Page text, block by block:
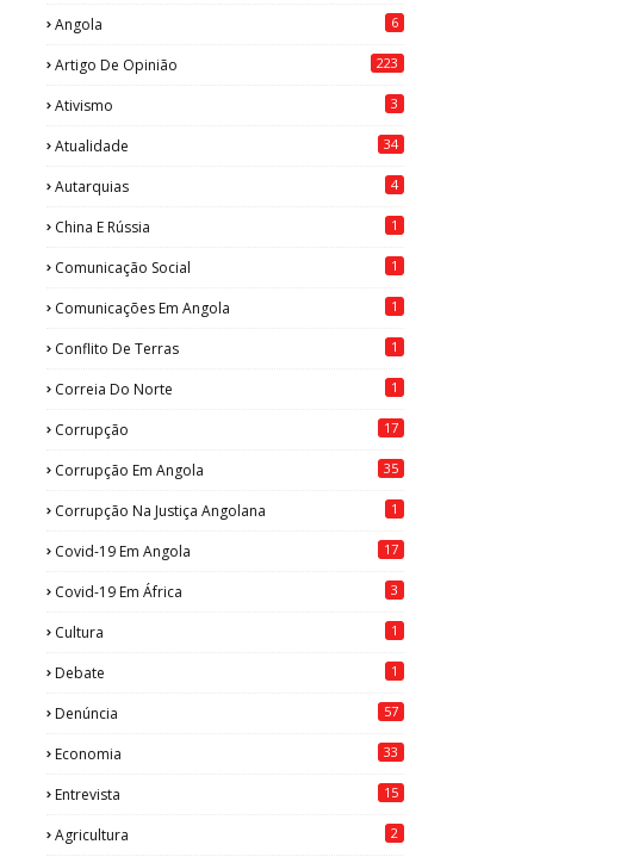
Angola 6
Artigo De Opinião 223
Ativismo 3
Atualidade 34
Autarquias 4
China E Rússia 1
Comunicação Social 1
Comunicações Em Angola 1
Conflito De Terras 1
Correia Do Norte 1
Corrupção 17
Corrupção Em Angola 35
Corrupção Na Justiça Angolana 1
Covid-19 Em Angola 17
Covid-19 Em África 3
Cultura 1
Debate 1
Denúncia 57
Economia 33
Entrevista 15
Agricultura 2